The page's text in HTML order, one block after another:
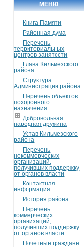
МЕНЮ
Книга Памяти
Районная дума
Перечень
территориальных
центров занятости
Глава Кильмезского
района
Структура
Администрации района
Перечень объектов
похоронного
назначения
Добровольная
народная дружина
Устав Кильмезского
района
Перечень
некоммерческих
организаций,
получивших поддержку
от органов власти
Контактная
информация
История района
Перечень
коммерческих
организаций,
получивших поддержку
от органов власти
Почетные граждане